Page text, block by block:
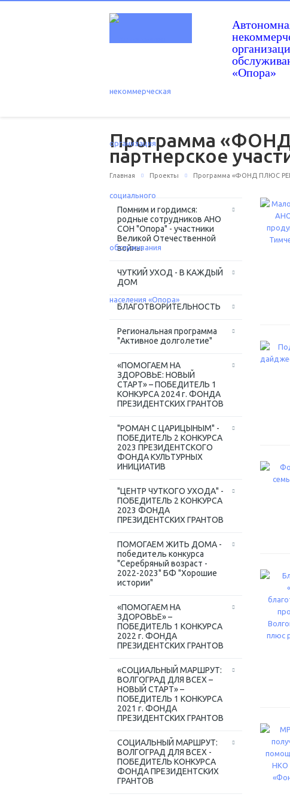
«Опора»
Программа
партнерское
Главная Проекты Программа «ФОНД ПЛЮС
Помним и гордимся:
родные сотрудников АНО
СОН "Опора" - участники
Великой Отечественной
войны
ЧУТКИЙ УХОД - В КАЖДЫЙ
ДОМ
БЛАГОТВОРИТЕЛЬНОСТЬ
Региональная программа
"Активное долголетие"
«ПОМОГАЕМ НА
ЗДОРОВЬЕ: НОВЫЙ
СТАРТ» – ПОБЕДИТЕЛЬ 1
КОНКУРСА 2024 г. ФОНДА
ПРЕЗИДЕНТСКИХ ГРАНТОВ
"РОМАН С ЦАРИЦЫНЫМ" -
ПОБЕДИТЕЛЬ 2 КОНКУРСА
2023 ПРЕЗИДЕНТСКОГО
ФОНДА КУЛЬТУРНЫХ
ИНИЦИАТИВ
"ЦЕНТР ЧУТКОГО УХОДА" -
ПОБЕДИТЕЛЬ 2 КОНКУРСА
2023 ФОНДА
ПРЕЗИДЕНТСКИХ ГРАНТОВ
ПОМОГАЕМ ЖИТЬ ДОМА -
победитель конкурса
"Серебряный возраст -
2022-2023" БФ "Хорошие
истории"
«ПОМОГАЕМ НА
ЗДОРОВЬЕ» –
ПОБЕДИТЕЛЬ 1 КОНКУРСА
2022 г. ФОНДА
ПРЕЗИДЕНТСКИХ ГРАНТОВ
«СОЦИАЛЬНЫЙ МАРШРУТ:
ВОЛГОГРАД ДЛЯ ВСЕХ –
НОВЫЙ СТАРТ» –
ПОБЕДИТЕЛЬ 1 КОНКУРСА
2021 г. ФОНДА
ПРЕЗИДЕНТСКИХ ГРАНТОВ
СОЦИАЛЬНЫЙ МАРШРУТ:
ВОЛГОГРАД ДЛЯ ВСЕХ -
ПОБЕДИТЕЛЬ КОНКУРСА
ФОНДА ПРЕЗИДЕНТСКИХ
ГРАНТОВ